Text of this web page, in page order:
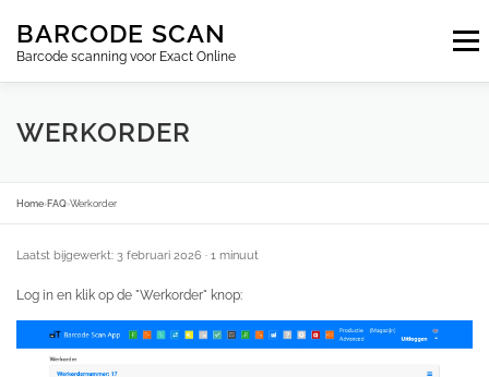
naarBARCODE SCAN
Barcode scanning voor Exact Online
Menu
ABONNEMENTEN
INLOGGEN
WERKORDER
Home›FAQ›Werkorder
Laatst bijgewerkt: 3 februari 2026 · 1 minuut
Log in en klik op de "Werkorder" knop: